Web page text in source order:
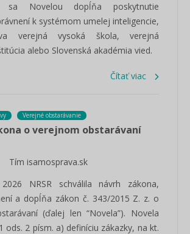
sa Novelou dopĺňa poskytnutie
k systémom umelej inteligencie,
verejná vysoká škola, verejná
alebo Slovenská akadémia vied.
Čítať viac
Verejné obstarávanie
o verejnom obstarávaní
Tím isamosprava.sk
NRSR schválila návrh zákona,
a dopĺňa zákon č. 343/2015 Z. z. o
(ďalej len “Novela”). Novela
ods. 2 písm. a) definíciu zákazky, na kt.